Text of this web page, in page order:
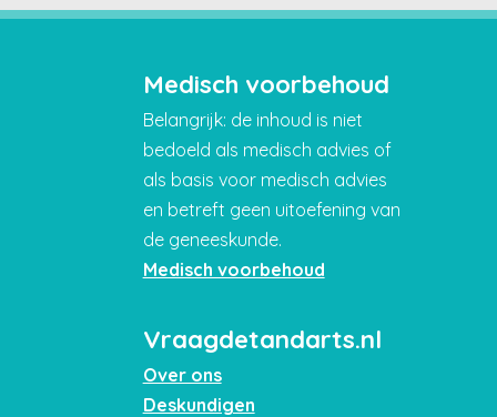
Medisch voorbehoud
Belangrijk: de inhoud is niet
bedoeld als medisch advies of
als basis voor medisch advies
en betreft geen uitoefening van
de geneeskunde.
Medisch voorbehoud
Vraagdetandarts.nl
Over ons
Deskundigen